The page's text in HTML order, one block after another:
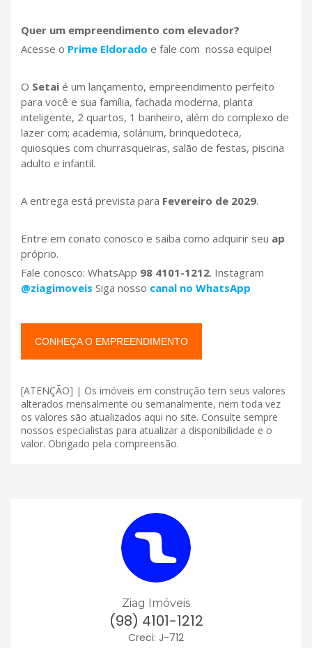
Quer um empreendimento com elevador?
Acesse o Prime Eldorado e fale com nossa equipe!
O Setai é um lançamento, empreendimento perfeito
para você e sua família, fachada moderna, planta
inteligente, 2 quartos, 1 banheiro, além do complexo de
lazer com; academia, solárium, brinquedoteca,
quiosques com churrasqueiras, salão de festas, piscina
adulto e infantil.
A entrega está prevista para Fevereiro de 2029.
Entre em conato conosco e saiba como adquirir seu ap
próprio.
Fale conosco: WhatsApp 98 4101-1212. Instagram
@ziagimoveis Siga nosso canal no WhatsApp
CONHEÇA O EMPREENDIMENTO
[ATENÇÃO] | Os imóveis em construção tem seus valores
alterados mensalmente ou semanalmente, nem toda vez
os valores são atualizados aqui no site. Consulte sempre
nossos especialistas para atualizar a disponibilidade e o
valor. Obrigado pela compreensão.
Ziag Imóveis
(98) 4101-1212
Creci: J-712